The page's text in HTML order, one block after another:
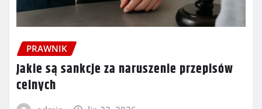
PRAWNIK
Jakie są sankcje za naruszenie przepisów
celnych